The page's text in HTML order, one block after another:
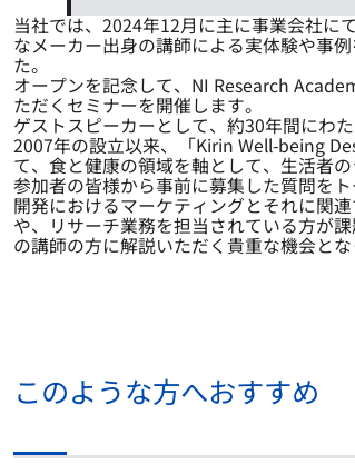
当社では、2024年12月に主に事業会社に
なメーカー出身の講師による実体験や事
た。
オープンを記念して、NI Research
ただくセミナーを開催します。
ゲストスピーカーとして、約30年間にわ
2007年の設立以来、「Kirin Well-being
て、食と健康の領域を軸として、生活者
参加者の皆様から事前に募集した質問を
開発におけるマーケティングとそれに関
や、リサーチ業務を担当されている方が
の講師の方に解説いただく貴重な機会と
このような方へおすすめ